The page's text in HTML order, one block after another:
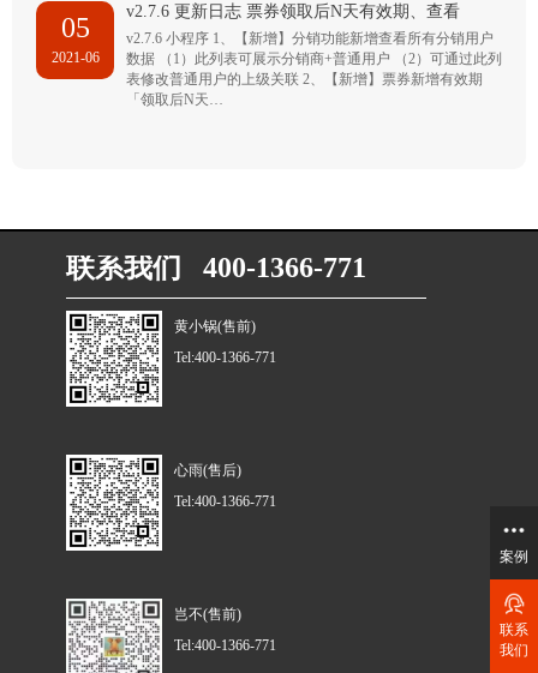
05
2021-06
v2.7.6 更新日志 票券领取后N天有效期、查看
v2.7.6 小程序 1、【新增】分销功能新增查看所有分销用户
数据 （1）此列表可展示分销商+普通用户 （2）可通过此列
表修改普通用户的上级关联 2、【新增】票券新增有效期
「领取后N天…
联系我们 400-1366-771
黄小锅(售前)
Tel:400-1366-771
心雨(售后)
Tel:400-1366-771
岂不(售前)
Tel:400-1366-771
案例
联系
我们